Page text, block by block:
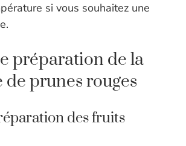
si vous souhaitez une
préparation de la
prunes rouges
des fruits